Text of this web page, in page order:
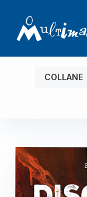
COLLANE